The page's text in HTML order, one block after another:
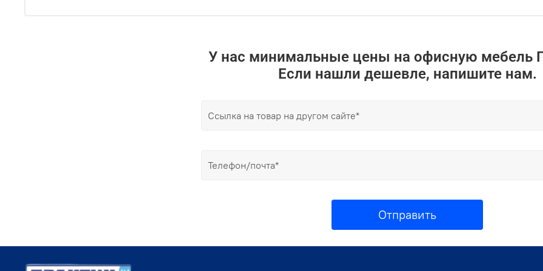
У нас минимальные цены на офисную мебель
Если нашли дешевле, напишите нам.
Отправить